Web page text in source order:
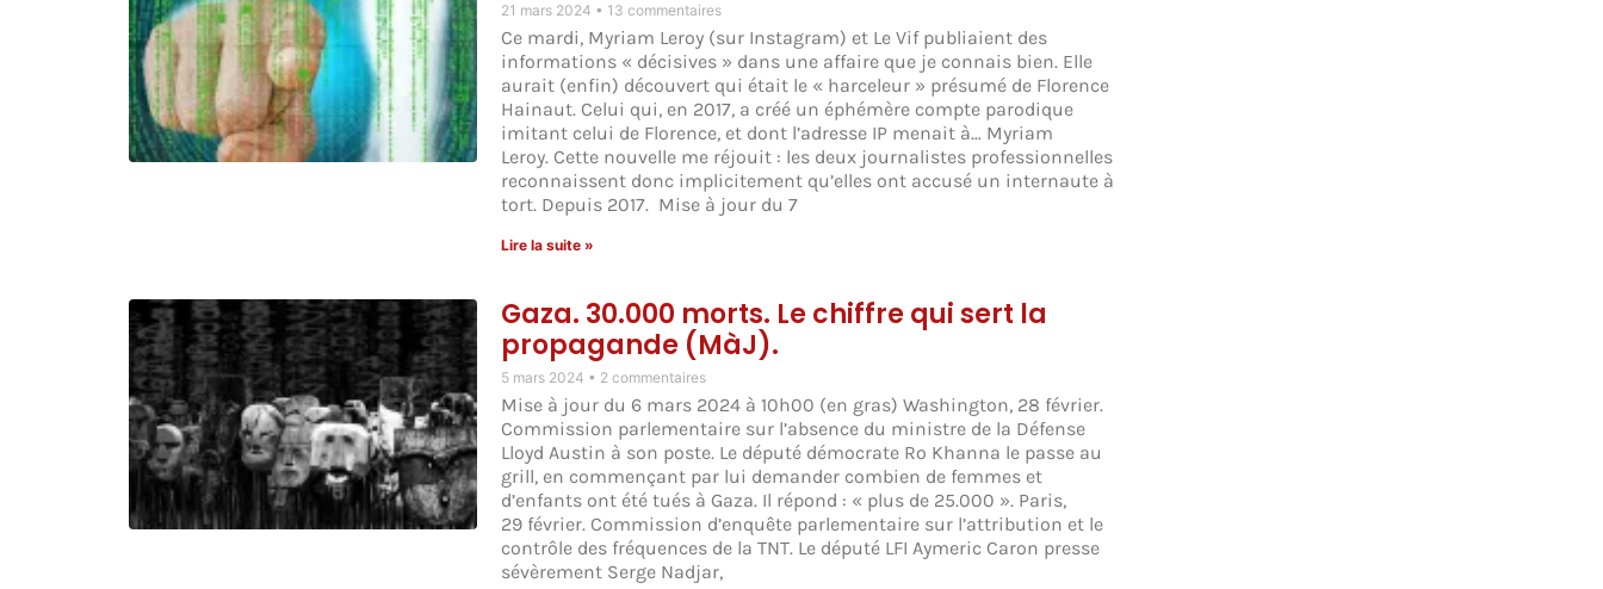
21 mars 2024 13 commentaires
Ce mardi, Myriam Leroy (sur Instagram) et Le Vif publiaient des
informations « décisives » dans une affaire que je connais bien. Elle
aurait (enfin) découvert qui était le « harceleur » présumé de Florence
Hainaut. Celui qui, en 2017, a créé un éphémère compte parodique
imitant celui de Florence, et dont l’adresse IP menait à… Myriam
Leroy. Cette nouvelle me réjouit : les deux journalistes professionnelles
reconnaissent donc implicitement qu’elles ont accusé un internaute à
tort. Depuis 2017. Mise à jour du 7
Lire la suite »
Gaza. 30.000 morts. Le chiffre qui sert la
propagande (MàJ).
5 mars 2024 2 commentaires
Mise à jour du 6 mars 2024 à 10h00 (en gras) Washington, 28 février.
Commission parlementaire sur l’absence du ministre de la Défense
Lloyd Austin à son poste. Le député démocrate Ro Khanna le passe au
grill, en commençant par lui demander combien de femmes et
d’enfants ont été tués à Gaza. Il répond : « plus de 25.000 ». Paris,
29 février. Commission d’enquête parlementaire sur l’attribution et le
contrôle des fréquences de la TNT. Le député LFI Aymeric Caron presse
sévèrement Serge Nadjar,